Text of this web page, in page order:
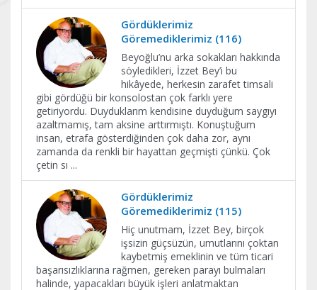
Gördüklerimiz
Göremediklerimiz (116)
Beyoğlu’nu arka sokakları hakkında
söyledikleri, İzzet Bey’i bu
hikâyede, herkesin zarafet timsali
gibi gördüğü bir konsolostan çok farklı yere
getiriyordu. Duyduklarım kendisine duyduğum saygıyı
azaltmamış, tam aksine arttırmıştı. Konuştuğum
insan, etrafa gösterdiğinden çok daha zor, aynı
zamanda da renkli bir hayattan geçmişti çünkü. Çok
çetin sı ...
Gördüklerimiz
Göremediklerimiz (115)
Hiç unutmam, İzzet Bey, birçok
işsizin güçsüzün, umutlarını çoktan
kaybetmiş emeklinin ve tüm ticari
başarısızlıklarına rağmen, gereken parayı bulmaları
halinde, yapacakları büyük işleri anlatmaktan